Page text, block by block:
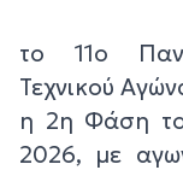
το 11ο
Τεχνικού
η 2η Φάση
2026, με